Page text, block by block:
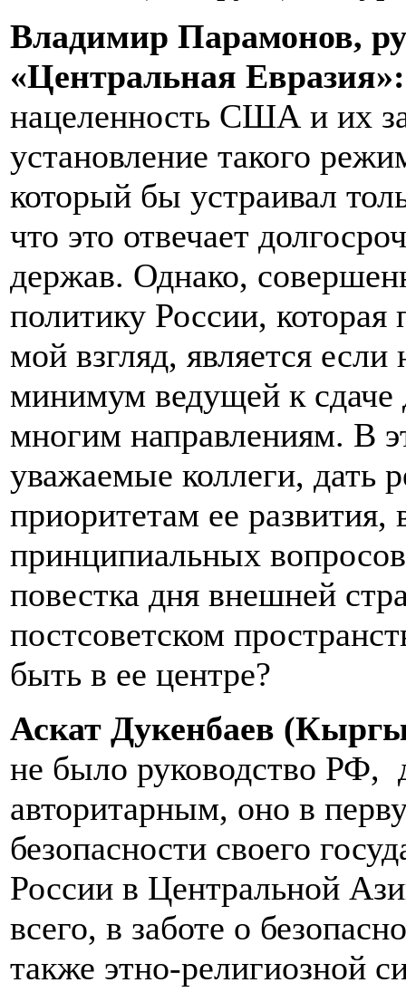
Владимир Парамонов,
«Центральная Евразия»:
нацеленность США и их
установление такого
который бы устраивал
что это отвечает
держав. Однако,
политику России,
мой взгляд, является
минимум ведущей к сдаче
многим направлениям. В
уважаемые коллеги, дать
приоритетам ее развития,
принципиальных
повестка дня внешней
постсоветском
быть в ее центре?
Аскат Дукенбаев
не было руководство РФ,
авторитарным, оно в
безопасности своего
России в Центральной
всего, в заботе о
также этно-религиозной